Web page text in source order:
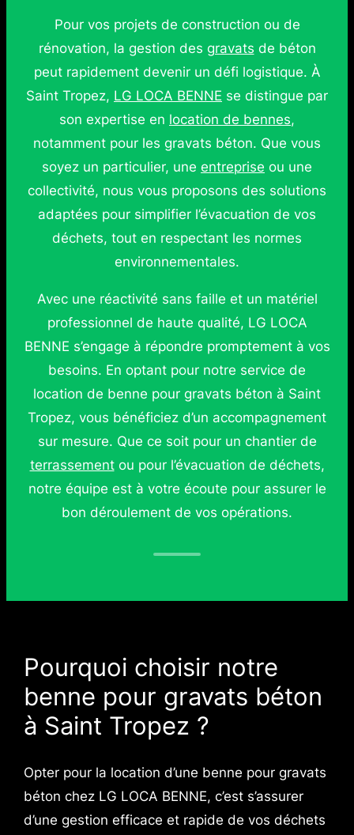
Pour vos projets de construction ou de
rénovation, la gestion des gravats de béton
peut rapidement devenir un défi logistique. À
Saint Tropez, LG LOCA BENNE se distingue par
son expertise en location de bennes,
notamment pour les gravats béton. Que vous
soyez un particulier, une entreprise ou une
collectivité, nous vous proposons des solutions
adaptées pour simplifier l’évacuation de vos
déchets, tout en respectant les normes
environnementales.
Avec une réactivité sans faille et un matériel
professionnel de haute qualité, LG LOCA
BENNE s’engage à répondre promptement à vos
besoins. En optant pour notre service de
location de benne pour gravats béton à Saint
Tropez, vous bénéficiez d’un accompagnement
sur mesure. Que ce soit pour un chantier de
terrassementou pour l’évacuation de déchets,
notre équipe est à votre écoute pour assurer le
bon déroulement de vos opérations.
Pourquoi choisir notre
benne pour gravats béton
à Saint Tropez ?
Opter pour la location d’une benne pour gravats
béton chez LG LOCA BENNE, c’est s’assurer
d’une gestion efficace et rapide de vos déchets